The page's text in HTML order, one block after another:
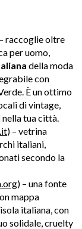
raccoglie oltre
per uomo,
della moda
con
È un ottimo
di vintage,
nella tua città.
) – vetrina
italiani,
secondo la
) – una fonte
mappa
italiana, con
solidale, cruelty